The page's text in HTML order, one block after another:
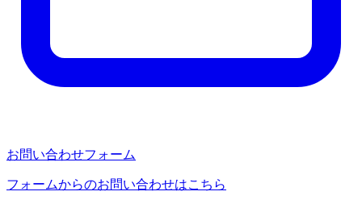
お問い合わせフォーム
フォームからのお問い合わせはこちら